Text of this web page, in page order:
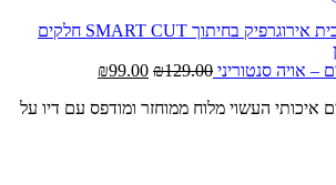
₪129.00
המחיר
היה:
₪99.00
הוא:
חלקים איכותי העשוי מלוח ממוחזר ומודפס עם דיו על